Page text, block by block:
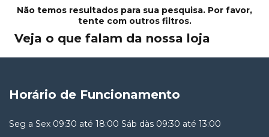
Não temos resultados para sua pesquisa. Por favor,
tente com outros filtros.
Veja o que falam da nossa loja
Horário de Funcionamento
Seg a Sex 09:30 até 18:00 Sáb dàs 09:30 até 13:00